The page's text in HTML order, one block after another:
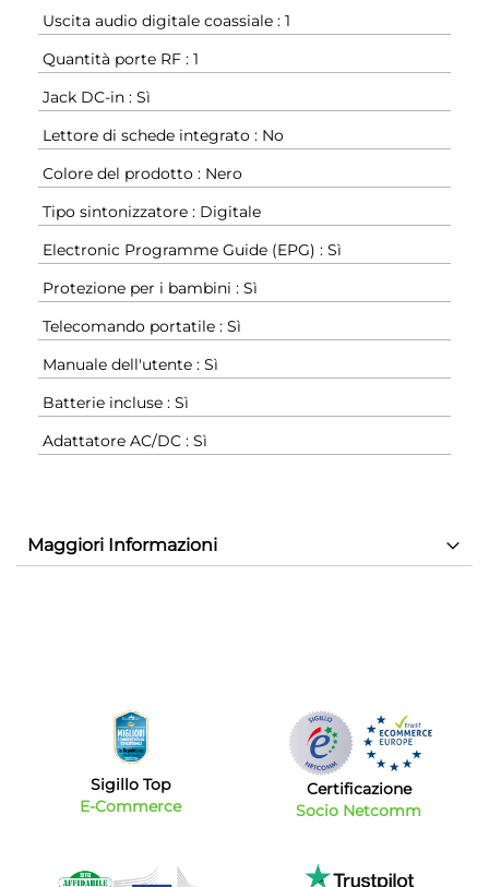
Uscita audio digitale coassiale : 1
Quantità porte RF : 1
Jack DC-in : Sì
Lettore di schede integrato : No
Colore del prodotto : Nero
Tipo sintonizzatore : Digitale
Electronic Programme Guide (EPG) : Sì
Protezione per i bambini : Sì
Telecomando portatile : Sì
Manuale dell'utente : Sì
Batterie incluse : Sì
Adattatore AC/DC : Sì
Maggiori Informazioni
Sigillo Top
E-Commerce
Certificazione
Socio Netcomm